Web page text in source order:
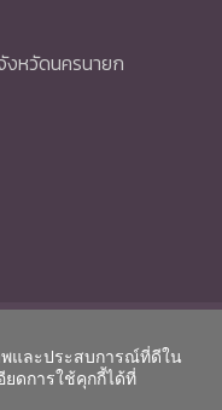
พและประสบการณ์ที่ดีใน
ยดการใช้คุกกี้ได้ที่
หวัดนครนายก
ะสาธิตการศึกษา
Reserved.